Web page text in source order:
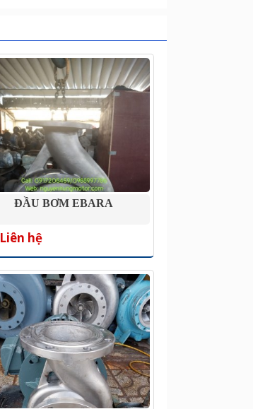
ĐẦU BƠM EBARA
Liên hệ